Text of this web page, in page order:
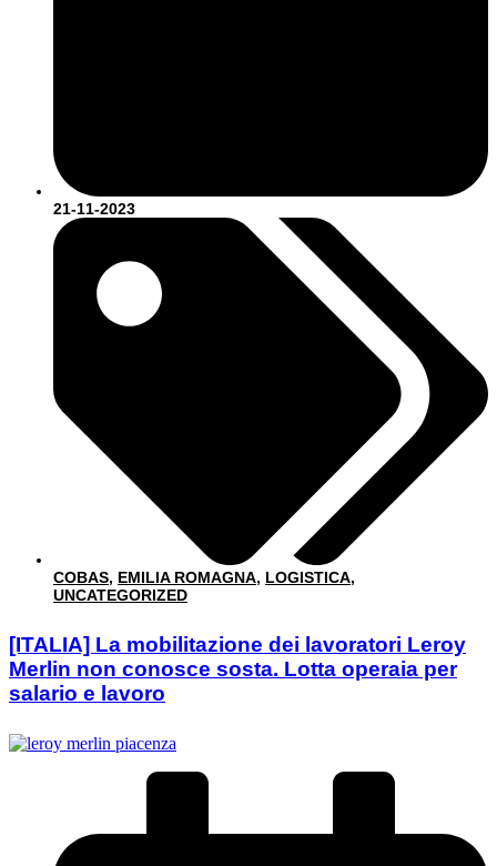
21-11-2023
COBAS, EMILIA ROMAGNA, LOGISTICA,
UNCATEGORIZED
[ITALIA] La mobilitazione dei lavoratori Leroy
Merlin non conosce sosta. Lotta operaia per
salario e lavoro